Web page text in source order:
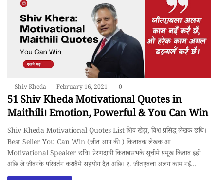
Shiv Kheda February 16, 2021 0
51 Shiv Kheda Motivational Quotes in
Maithili। Emotion, Powerful & You Can Win
Shiv Kheda Motivational Quotes List शिव खेड़ा, विश्व प्रसिद्ध लेखक छथि।
Best Seller You Can Win (जीत आप की ) किताबक लेखक आ
Motivational Speaker छथि। प्रेरणदायी किताबसभके सूचीमे प्रमूख किताब इहो
अछि जे जीबनके परिवर्तन कराबैमे सहयोग दैत अछि। १. जीतएबला अलग काम नइँ…